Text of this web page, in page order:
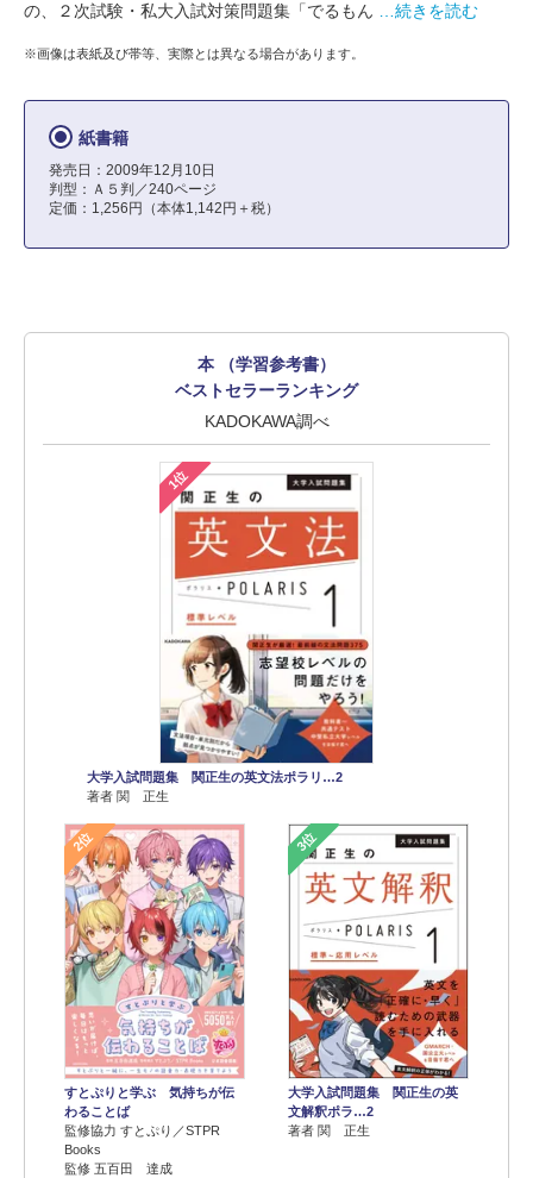
の、２次試験・私大入試対策問題集「でるもん
…続きを読む
※画像は表紙及び帯等、実際とは異なる場合があります。
紙書籍
発売日：2009年12月10日
判型：Ａ５判／240ページ
定価：1,256円（本体1,142円＋税）
本 （学習参考書）
ベストセラーランキング
KADOKAWA調べ
1位
大学入試問題集 関正生の英文法ポラリ…2
著者 関 正生
2位
すとぷりと学ぶ 気持ちが伝
わることば
監修協力 すとぷり／STPR
Books
監修 五百田 達成
3位
大学入試問題集 関正生の英
文解釈ポラ…2
著者 関 正生